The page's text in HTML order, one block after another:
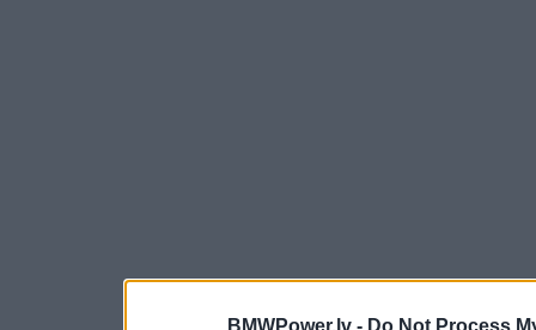
BMWPower.lv - Do Not Process